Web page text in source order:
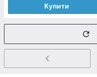
Купити